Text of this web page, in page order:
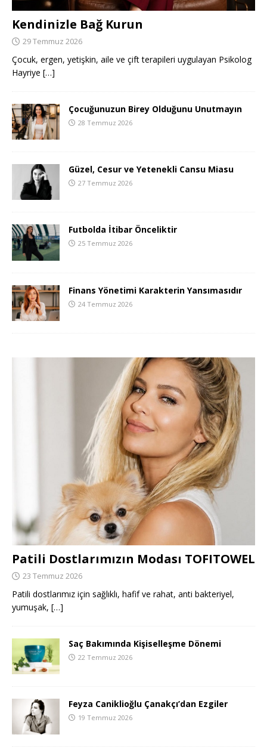
Kendinizle Bağ Kurun
29 Temmuz 2026
Çocuk, ergen, yetişkin, aile ve çift terapileri uygulayan Psikolog
Hayriye […]
Çocuğunuzun Birey Olduğunu Unutmayın
28 Temmuz 2026
Güzel, Cesur ve Yetenekli Cansu Miasu
27 Temmuz 2026
Futbolda İtibar Önceliktir
25 Temmuz 2026
Finans Yönetimi Karakterin Yansımasıdır
24 Temmuz 2026
Patili Dostlarımızın Modası TOFITOWEL
23 Temmuz 2026
Patili dostlarımız için sağlıklı, hafif ve rahat, anti bakteriyel,
yumuşak, […]
Saç Bakımında Kişiselleşme Dönemi
22 Temmuz 2026
Feyza Caniklioğlu Çanakçı’dan Ezgiler
19 Temmuz 2026